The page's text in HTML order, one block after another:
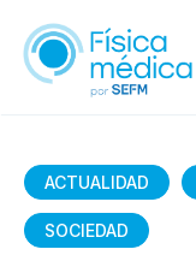
ACTUALIDAD
SOCIEDAD